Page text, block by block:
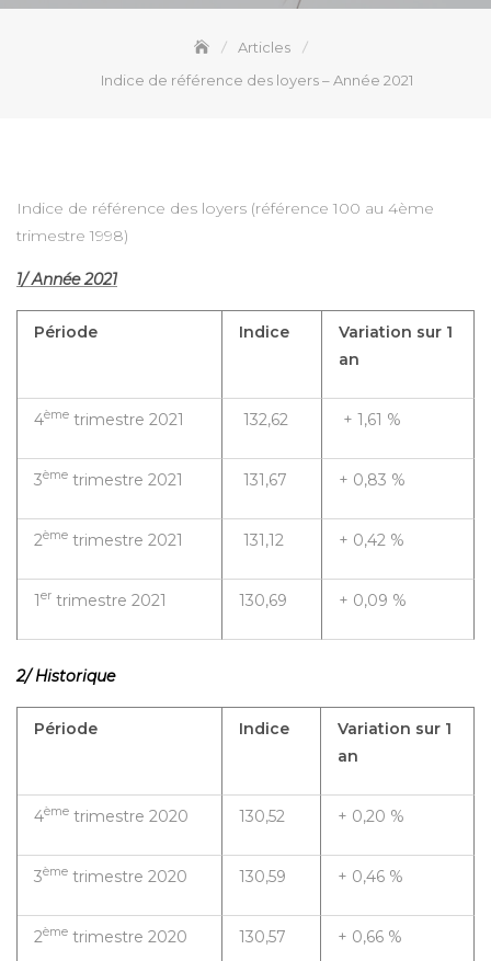
Articles
Indice de référence des loyers – Année 2021
Indice de référence des loyers (référence 100 au 4ème
trimestre 1998)
1/ Année 2021
Période Indice
Variation sur 1
an
4ème trimestre 2021 132,62 + 1,61 %
3ème trimestre 2021 131,67 + 0,83 %
2ème trimestre 2021 131,12 + 0,42 %
1er trimestre 2021 130,69 + 0,09 %
2/ Historique
Période Indice
Variation sur 1
an
4ème trimestre 2020 130,52 + 0,20 %
3ème trimestre 2020 130,59 + 0,46 %
2ème trimestre 2020 130,57 + 0,66 %